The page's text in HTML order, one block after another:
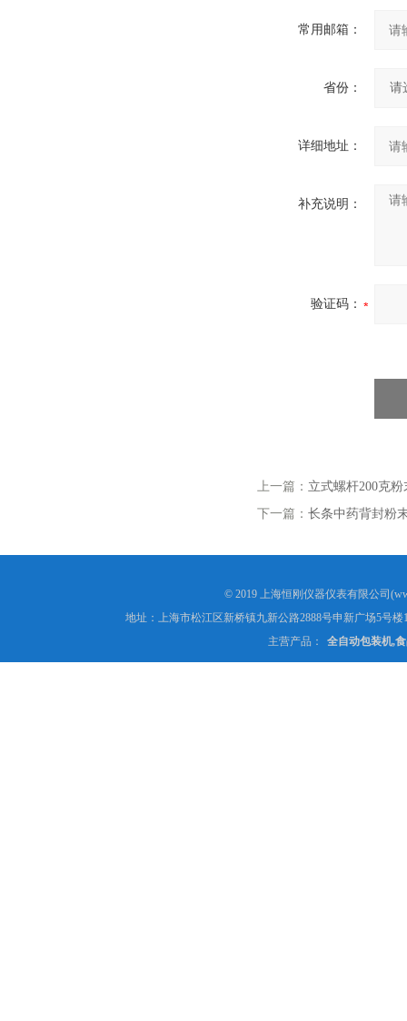
常用邮箱：
省份：
详细地址：
补充说明：
验证码：
上一篇： 立式螺杆200克
下一篇： 长条中药背封粉
© 2019 上海恒刚仪器仪表有限公司
地址：上海市松江区新桥镇九新公路2888号申新广场5号楼
主营产品：
全自动包装机,